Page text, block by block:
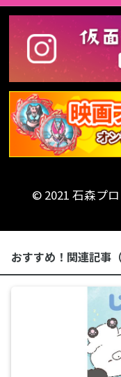
© 2021 石森プ
おすすめ！関連記事